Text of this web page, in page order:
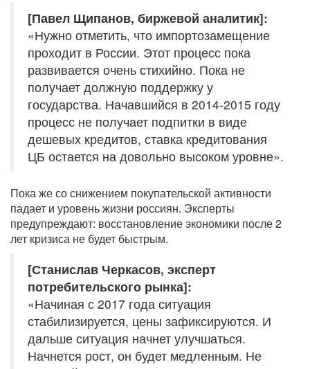
[Павел Щипанов, биржевой аналитик]:
«Нужно отметить, что импортозамещение
проходит в России. Этот процесс пока
развивается очень стихийно. Пока не
получает должную поддержку у
государства. Начавшийся в 2014-2015 году
процесс не получает подпитки в виде
дешевых кредитов, ставка кредитования
ЦБ остается на довольно высоком уровне».
Пока же со снижением покупательской активности
падает и уровень жизни россиян. Эксперты
предупреждают: восстановление экономики после 2
лет кризиса не будет быстрым.
[Станислав Черкасов, эксперт
потребительского рынка]:
«Начиная с 2017 года ситуация
стабилизируется, цены зафиксируются. И
дальше ситуация начнет улучшаться.
Начнется рост, он будет медленным. Не